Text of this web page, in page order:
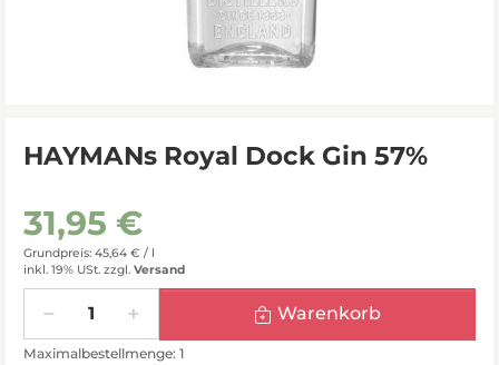
HAYMANs Royal Dock Gin 57%
31,95 €
Grundpreis: 45,64 € / l
inkl. 19% USt. zzgl. Versand
Warenkorb
Maximalbestellmenge: 1